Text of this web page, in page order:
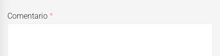
Comentario*